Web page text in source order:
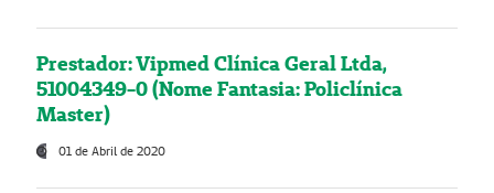
Prestador: Vipmed Clínica Geral Ltda,
51004349-0 (Nome Fantasia: Policlínica
Master)
01 de Abril de 2020